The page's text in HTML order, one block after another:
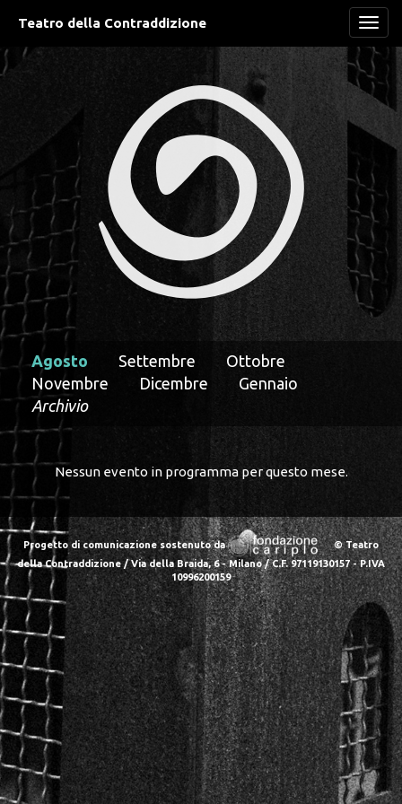
Teatro della Contraddizione
Agosto Settembre
Ottobre
Novembre
Dicembre
Gennaio
Archivio
Nessun evento in programma per questo mese.
Progetto di comunicazione sostenuto da
© Teatro
della Contraddizione / Via della Braida, 6 - Milano / C.F. 97119130157 - P.IVA
10996200159